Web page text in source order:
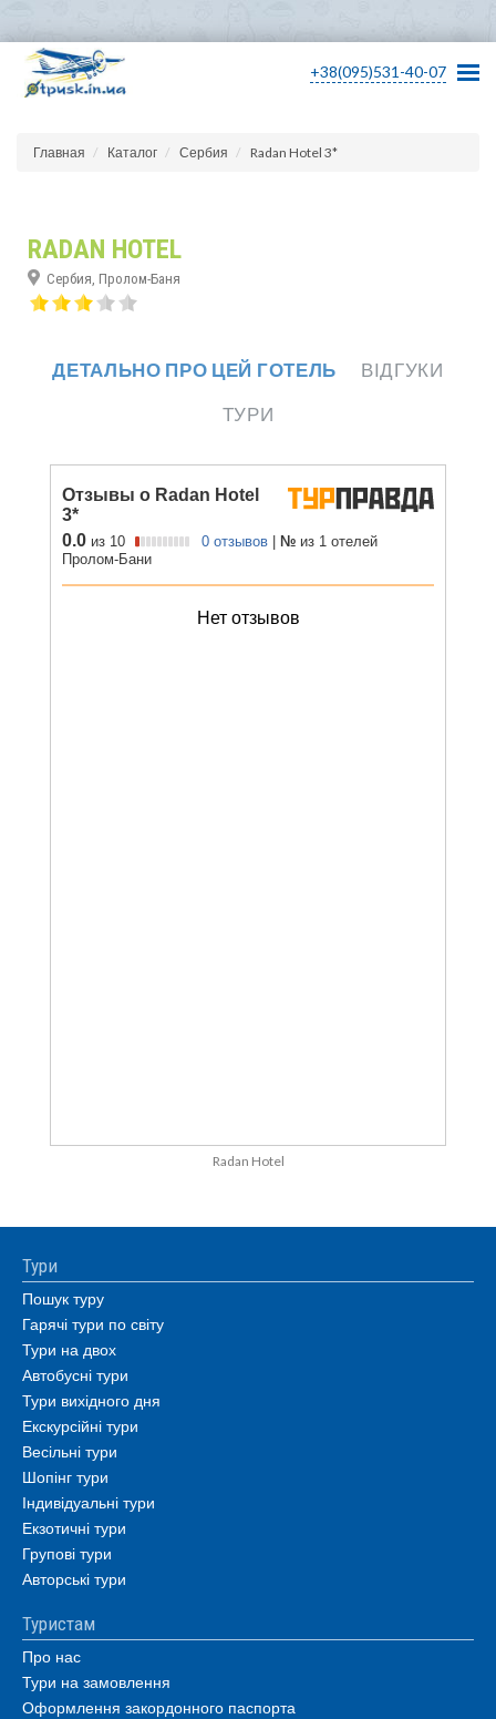
+38(095)531-40-07
Главная Каталог Сербия Radan Hotel 3*
RADAN HOTEL
Сербия, Пролом-Баня
ДЕТАЛЬНО ПРО ЦЕЙ ГОТЕЛЬ
ВІДГУКИ
ТУРИ
Radan Hotel
Тури
Пошук туру
Гарячі тури по світу
Тури на двох
Автобусні тури
Тури вихідного дня
Екскурсійні тури
Весільні тури
Шопінг тури
Індивідуальні тури
Екзотичні тури
Групові тури
Авторські тури
Туристам
Про нас
Тури на замовлення
Оформлення закордонного паспорта